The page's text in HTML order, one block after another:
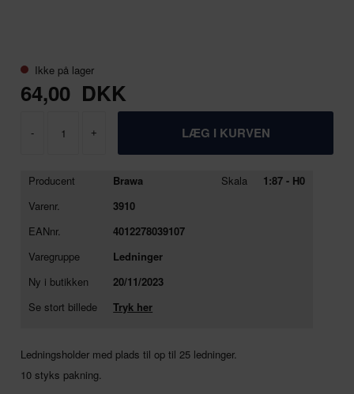
Ikke på lager
64,00 DKK
- +
Producent
Brawa
Varenr.
3910
EANnr.
4012278039107
Varegruppe
Ledninger
Ny i butikken
20/11/2023
Se stort billede
Tryk her
Skala 1:87 - H0
Ledningsholder med plads til op til 25 ledninger.
10 styks pakning.